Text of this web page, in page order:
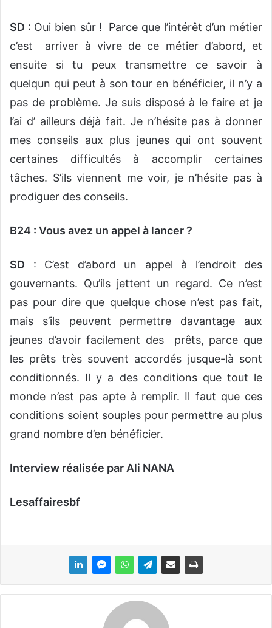
SD : Oui bien sûr ! Parce que l’intérêt d’un métier
c’est arriver à vivre de ce métier d’abord, et
ensuite si tu peux transmettre ce savoir à
quelqun qui peut à son tour en bénéficier, il n’y a
pas de problème. Je suis disposé à le faire et je
l’ai d’ ailleurs déjà fait. Je n’hésite pas à donner
mes conseils aux plus jeunes qui ont souvent
certaines difficultés à accomplir certaines
tâches. S’ils viennent me voir, je n’hésite pas à
prodiguer des conseils.
B24 : Vous avez un appel à lancer ?
SD : C’est d’abord un appel à l’endroit des
gouvernants. Qu’ils jettent un regard. Ce n’est
pas pour dire que quelque chose n’est pas fait,
mais s’ils peuvent permettre davantage aux
jeunes d’avoir facilement des prêts, parce que
les prêts très souvent accordés jusque-là sont
conditionnés. Il y a des conditions que tout le
monde n’est pas apte à remplir. Il faut que ces
conditions soient souples pour permettre au plus
grand nombre d’en bénéficier.
Interview réalisée par Ali NANA
Lesaffairesbf